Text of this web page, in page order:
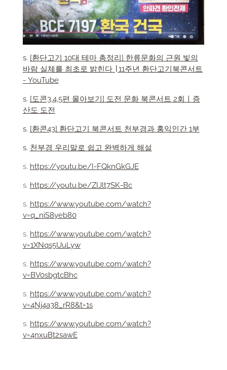
s. [환단고기 10대 테마 총정리] 한류문화의 근원 빛의
바람 실체를 최초로 밝힌다 ∣ 11주년 환단고기북콘서트
- YouTube
s. [도콘3,4,5편 몰아보기] 도전 문화 북콘서트 2회ㅣ증
산도 도전
s. [환콘43] 환단고기 북콘서트 천부경과 홍익인간 1부
s. 천부경 우리말로 쉽고 완벽하게 해설
s. https://youtu.be/I-FQknGkGJE
s. https://youtu.be/ZIJlt7SK-Bc
s. https://www.youtube.com/watch?
v=q_niS8yeb80
s. https://www.youtube.com/watch?
v=1XNqs5UuLyw
s. https://www.youtube.com/watch?
v=BV0sbgtcBhc
s. https://www.youtube.com/watch?
v=4Nj4a38_rR8&t=1s
s. https://www.youtube.com/watch?
v=4nxuBt2sawE